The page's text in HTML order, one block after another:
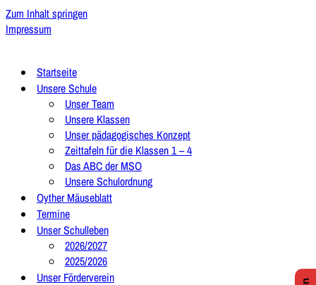
Zum Inhalt springen
Impressum
Startseite
Unsere Schule
Unser Team
Unsere Klassen
Unser pädagogisches Konzept
Zeittafeln für die Klassen 1 – 4
Das ABC der MSO
Unsere Schulordnung
Oyther Mäuseblatt
Termine
Unser Schulleben
2026/2027
2025/2026
Unser Förderverein